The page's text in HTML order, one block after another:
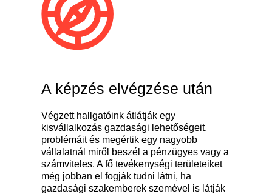
A képzés elvégzése után
Végzett hallgatóink átlátják egy
kisvállalkozás gazdasági lehetőségeit,
problémáit és megértik egy nagyobb
vállalatnál miről beszél a pénzügyes vagy a
számviteles. A fő tevékenységi területeiket
még jobban el fogják tudni látni, ha
gazdasági szakemberek szemével is látják